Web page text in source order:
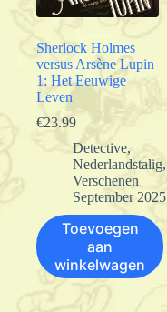
Sherlock Holmes
versus Arsène Lupin
1: Het Eeuwige
Leven
€23.99
Detective,
Nederlandstalig,
Verschenen
September 2025
Toevoegen
aan
winkelwagen